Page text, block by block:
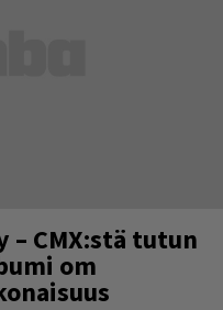
– CMX:stä tutun
om